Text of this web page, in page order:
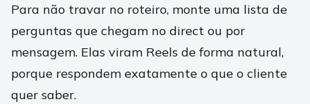
Para não travar no roteiro, monte uma lista de
perguntas que chegam no direct ou por
mensagem. Elas viram Reels de forma natural,
porque respondem exatamente o que o cliente
quer saber.